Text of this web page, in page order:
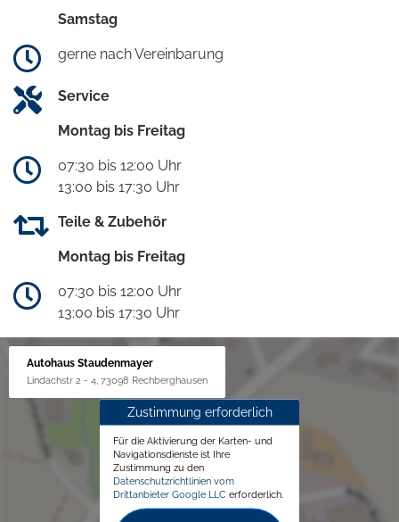
Samstag
gerne nach Vereinbarung
Service
Montag bis Freitag
07:30 bis 12:00 Uhr
13:00 bis 17:30 Uhr
Teile & Zubehör
Montag bis Freitag
07:30 bis 12:00 Uhr
13:00 bis 17:30 Uhr
Autohaus Staudenmayer
Lindachstr 2 - 4, 73098 Rechberghausen
Zustimmung erforderlich
Für die Aktivierung der Karten- und
Navigationsdienste ist Ihre
Zustimmung zu den
Datenschutzrichtlinien vom
Drittanbieter Google LLC erforderlich.